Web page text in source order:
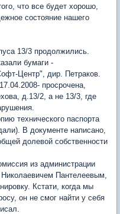
что все будет хорошо,
состояние нашего
13/3 продолжились.
бумаги -
Центр", дир. Петраков.
просрочена,
д.13/2, а не 13/3, где
технического паспорта
В документе написано,
долевой собственности
из администрации
Пантелеевым,
Кстати, когда мы
он не смог найти у себя